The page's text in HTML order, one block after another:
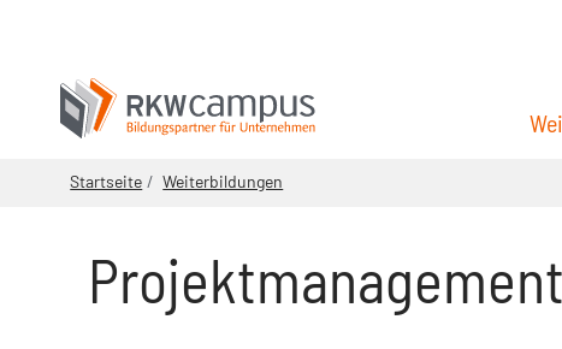
Startseite Weiterbildungen